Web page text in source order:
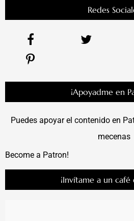
Redes
¡Apoyadme en
Puedes apoyar el contenido en
mecenas
Become a Patron!
¡Invítame a un café